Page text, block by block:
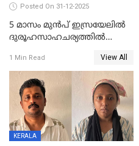
Posted On 31-12-2025
5 മാസം മുൻപ് ഇസ്രയേലിൽ
ദുരൂഹസാഹചര്യത്തിൽ
മലയാളി യുവാവിന്റെ ഭാര്യയും
മരിച്ചു
1 Min Read View All
KERALA